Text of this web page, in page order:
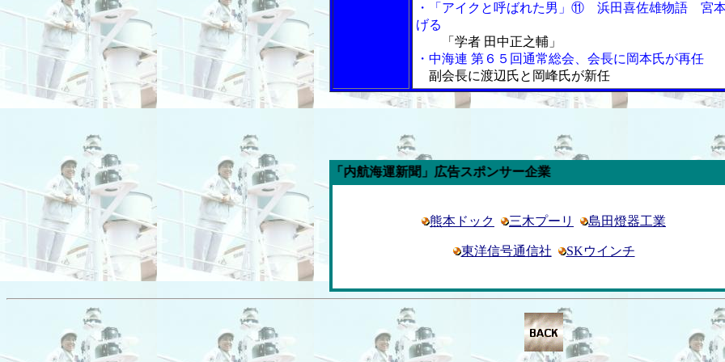
・「アイクと呼ばれた男」⑪ 浜田喜佐雄物語 宮
げる
「学者 田中正之輔」
・中海連 第６５回通常総会、会長に岡本氏が再任
副会長に渡辺氏と岡峰氏が新任
今週の「内航海運新聞」広告スポンサー企業
熊本ドック 三木プーリ 島田燈器工業
東洋信号通信社 SKウインチ